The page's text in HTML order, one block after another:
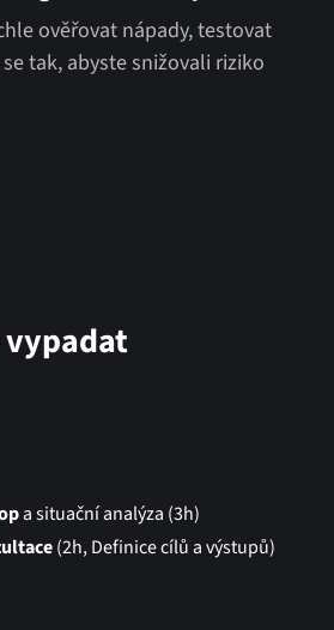
ověřovat nápady, testovat
tak, abyste snižovali riziko
a situační analýza (3h)
(2h, Definice cílů a výstupů)